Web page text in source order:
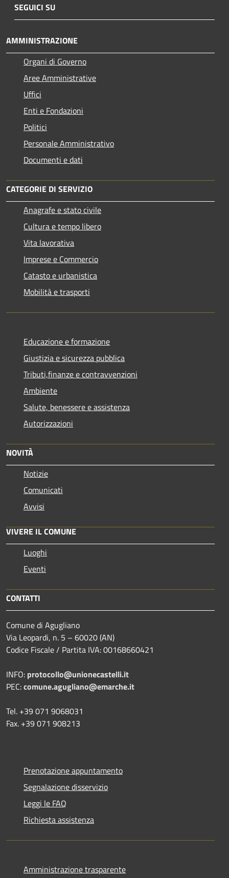
SEGUICI SU
AMMINISTRAZIONE
Organi di Governo
Aree Amministrative
Uffici
Enti e Fondazioni
Politici
Personale Amministrativo
Documenti e dati
CATEGORIE DI SERVIZIO
Anagrafe e stato civile
Cultura e tempo libero
Vita lavorativa
Imprese e Commercio
Catasto e urbanistica
Mobilità e trasporti
Educazione e formazione
Giustizia e sicurezza pubblica
Tributi,finanze e contravvenzioni
Ambiente
Salute, benessere e assistenza
Autorizzazioni
NOVITÀ
Notizie
Comunicati
Avvisi
VIVERE IL COMUNE
Luoghi
Eventi
CONTATTI
Comune di Agugliano
Via Leopardi, n. 5 – 60020 (AN)
Codice Fiscale / Partita IVA: 00168660421
INFO: protocollo@unionecastelli.it
PEC:comune.agugliano@emarche.it
Tel. +39 071 9068031
Fax. +39 071 908213
Prenotazione appuntamento
Segnalazione disservizio
Leggi le FAQ
Richiesta assistenza
Amministrazione trasparente